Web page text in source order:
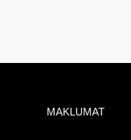
MAKLUMAT